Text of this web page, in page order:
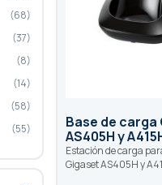
Base de carga
AS405H y
Estación de carga
Gigaset AS405H y
68
37
8
14
58
55